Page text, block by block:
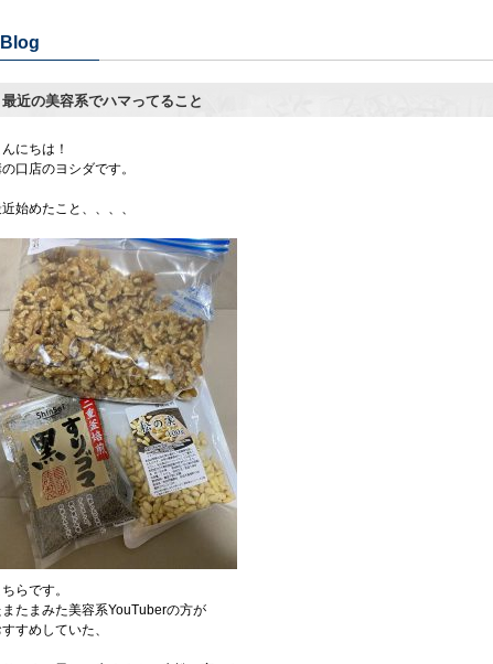
Blog
最近の美容系でハマってること
にちは！
口店のヨシダです。
始めたこと、、、、
らです。
たまみた美容系YouTuberの方が
すすめしていた、